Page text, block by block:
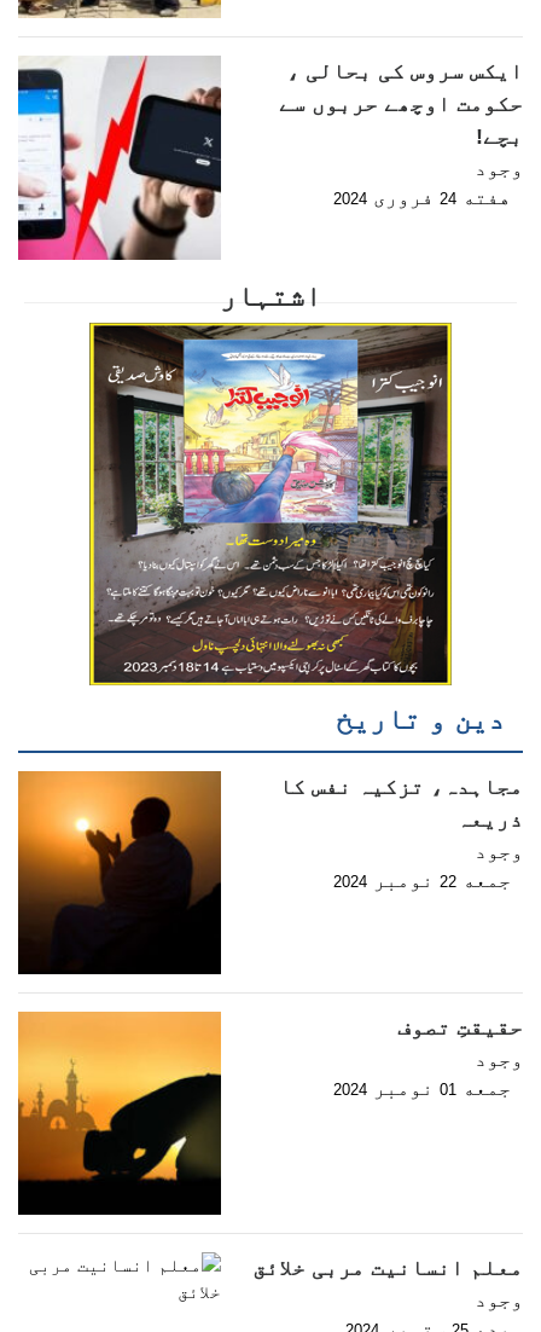
ایکس سروس کی بحالی ،
حکومت اوچھے حربوں سے
بچے!
وجود
هفته 24 فروری 2024
اشتہار
دین و تاریخ
مجاہدہ، تزکیہ نفس کا
ذریعہ
وجود
جمعه 22 نومبر 2024
حقیقتِ تصوف
وجود
جمعه
01 نومبر 2024
معلم انسانیت مربی خلائق
وجود